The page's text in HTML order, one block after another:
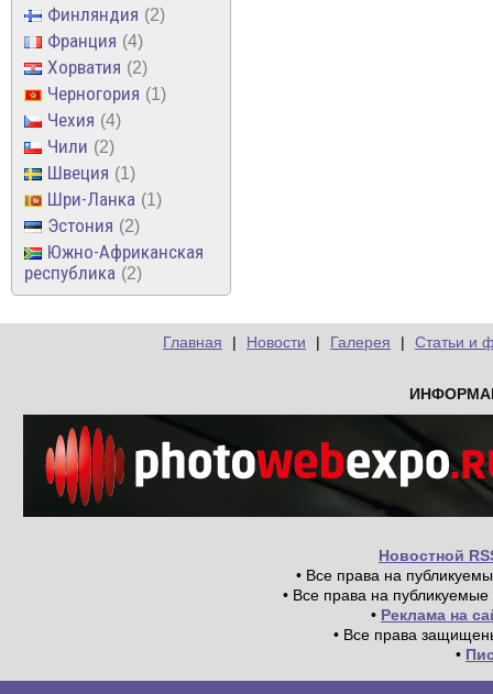
Финляндия 2
Франция 4
Хорватия 2
Черногория 1
Чехия 4
Чили 2
Швеция 1
Шри-Ланка 1
Эстония 2
Южно-Африканская
республика
2
Главная | Новости | Галерея | Статьи и
Новостной
• Все права на
• Все права на
• Реклама на
• Все права
•